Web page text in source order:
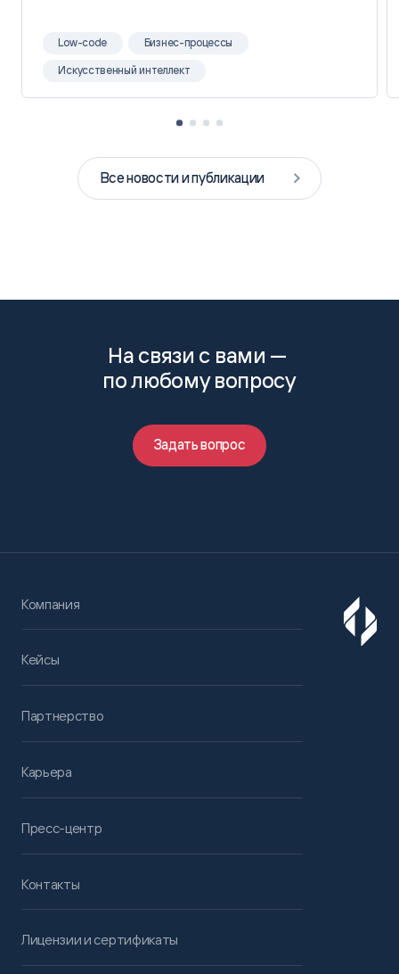
Low-code Бизнес-процессы
Искусственный интеллект
Все новости и публикации
На связи с вами —
по любому вопросу
Задать вопрос
Компания
Кейсы
Партнерство
Карьера
Пресс-центр
Контакты
Лицензии и сертификаты